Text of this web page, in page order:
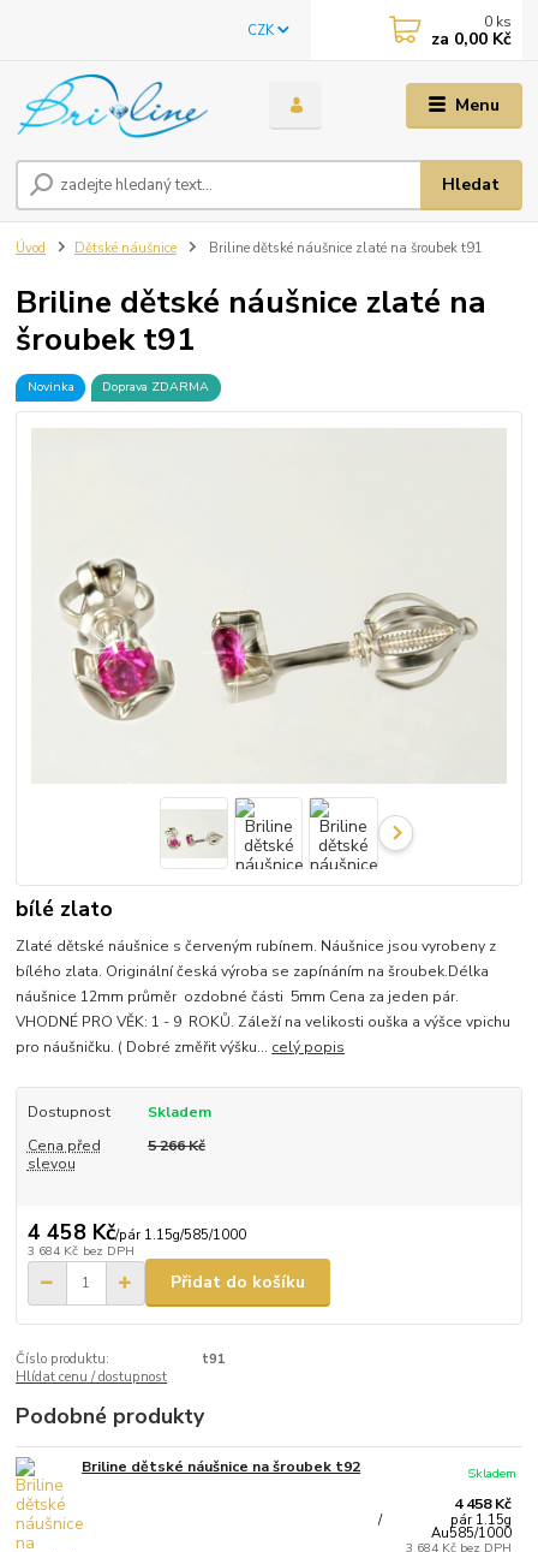
Menu
CZK
Hledat
0 ks
za 0,00 Kč
Úvod Dětské náušnice Briline dětské náušnice zlaté na šroubek t91
Briline dětské náušnice zlaté na
šroubek t91
Novinka Doprava ZDARMA
bílé zlato
Zlaté dětské náušnice s červeným rubínem. Náušnice jsou vyrobeny z
bílého zlata. Originální česká výroba se zapínáním na šroubek.Délka
náušnice 12mm průměr ozdobné části 5mm Cena za jeden pár.
VHODNÉ PRO VĚK: 1 - 9 ROKŮ. Záleží na velikosti ouška a výšce vpichu
pro náušničku. ( Dobré změřit výšku... celý popis
Dostupnost
Skladem
Cena před
slevou
5 266 Kč
4 458 Kč/pár 1.15g/585/1000
3 684 Kč bez DPH
Přidat do košíku
Číslo produktu:
t91
Hlídat cenu / dostupnost
Podobné produkty
Briline dětské náušnice na šroubek t92
4 458 Kč
/ pár 1.15g
Au585/1000
3 684 Kč bez DPH
Skladem